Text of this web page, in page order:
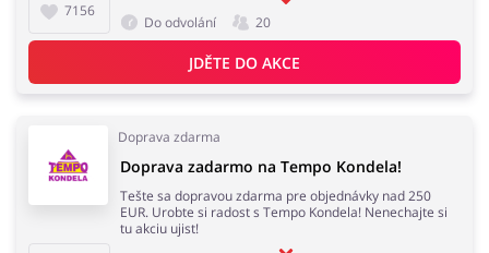
Domácnost a spotřebiče Turistika a cestování
7156
Do odvolání 20
JDĚTE DO AKCE
Doprava zdarma
Doprava zadarmo na Tempo Kondela!
Tešte sa dopravou zdarma pre objednávky nad 250
EUR. Urobte si radost s Tempo Kondela! Nenechajte si
tu akciu ujist!